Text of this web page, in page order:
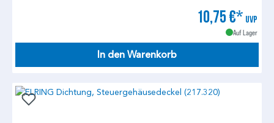
10,75 €* UVP
Auf Lager
In den Warenkorb